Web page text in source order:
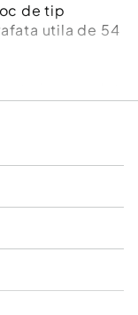
de tip
utila de 54
spatii de
si bine
si
locuit.
doar 5